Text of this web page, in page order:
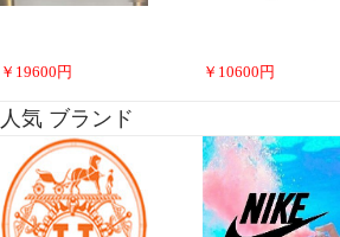
￥ 19600 円 ￥ 10600 円
人気 ブランド